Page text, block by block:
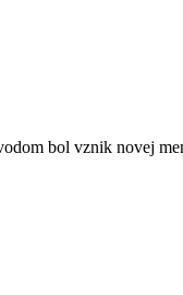
bol vznik novej